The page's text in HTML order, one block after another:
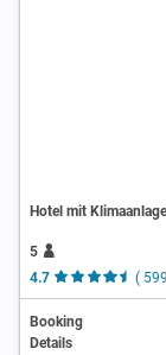
Hotel mit Klimaanlage
5
4.7
(
Booking
Details